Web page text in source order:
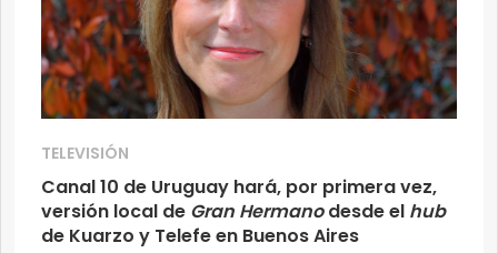
TELEVISIÓN
Canal 10 de Uruguay hará, por primera vez,
versión local de Gran Hermanodesde el hub
de Kuarzo y Telefe en Buenos Aires